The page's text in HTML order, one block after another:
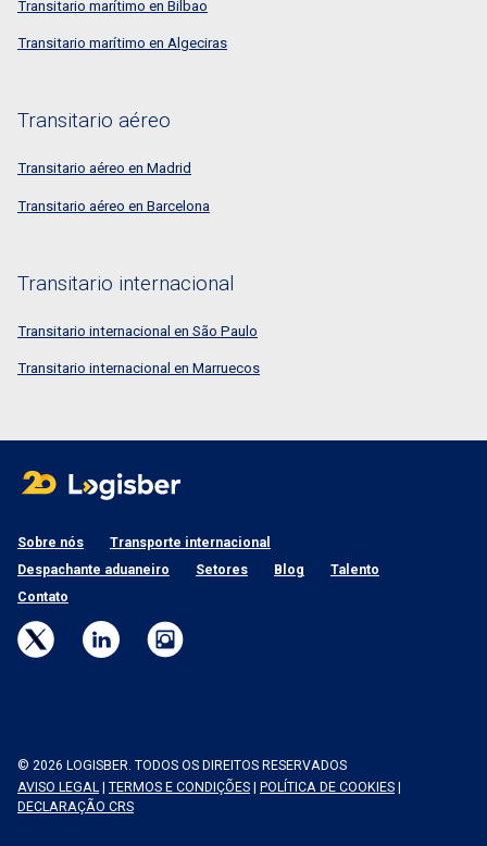
Transitario marítimo en Bilbao
Transitario marítimo en Algeciras
Transitario aéreo
Transitario aéreo en Madrid
Transitario aéreo en Barcelona
Transitario internacional
Transitario internacional en São Paulo
Transitario internacional en Marruecos
Sobre nós
Transporte internacional
Despachante aduaneiro
Setores Blog
Talento
Contato
© 2026 LOGISBER. TODOS OS DIREITOS RESERVADOS
AVISO LEGAL | TERMOS E CONDIÇÕES | POLÍTICA DE COOKIES |
DECLARAÇÃO CRS